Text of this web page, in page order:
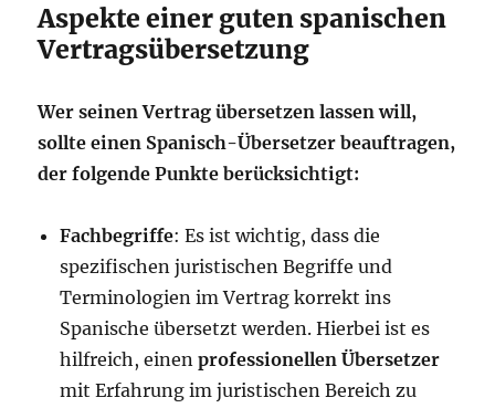
Aspekte einer guten spanischen
Vertragsübersetzung
Wer seinen Vertrag übersetzen lassen will,
sollte einen Spanisch-Übersetzer beauftragen,
der folgende Punkte berücksichtigt:
Fachbegriffe: Es ist wichtig, dass die
spezifischen juristischen Begriffe und
Terminologien im Vertrag korrekt ins
Spanische übersetzt werden. Hierbei ist es
hilfreich, einenprofessionellen Übersetzer
mit Erfahrung im juristischen Bereich zu